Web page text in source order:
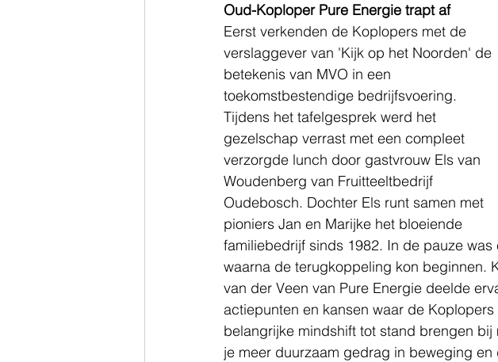
Oud-Koploper Pure Energie trapt af
Eerst verkenden de Koplopers met de
verslaggever van 'Kijk op het Noorden' de
betekenis van MVO in een
toekomstbestendige bedrijfsvoering.
Tijdens het tafelgesprek werd het
gezelschap verrast met een compleet
verzorgde lunch door gastvrouw Els van
Woudenberg van Fruitteeltbedrijf
Oudebosch. Dochter Els runt samen met
pioniers Jan en Marijke het bloeiende
familiebedrijf sinds 1982. In de pauze
waarna de terugkoppeling kon beginnen.
van der Veen van Pure Energie deelde
actiepunten en kansen waar de
belangrijke mindshift tot stand brengen
je meer duurzaam gedrag in beweging